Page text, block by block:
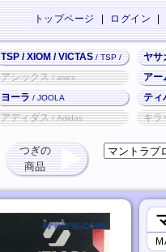
ログイン
トップページ
TSP / XIOM / VICTAS/ TSP /
XIOM / VICTAS
ヤ
アシックス/ asics アー
ヨーラ/ JOOLA ティ
アディダス/ Adidas キラ
つぎの
商品